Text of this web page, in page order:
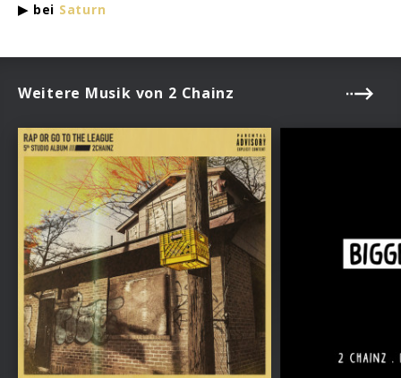
▶ bei Saturn
Weitere Musik von 2 Chainz